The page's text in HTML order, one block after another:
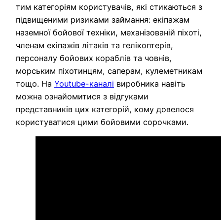
тим категоріям користувачів, які стикаються з
підвищеними ризиками займання: екіпажам
наземної бойової техніки, механізованій піхоті,
членам екіпажів літаків та гелікоптерів,
персоналу бойових кораблів та човнів,
морським піхотинцям, саперам, кулеметникам
тощо. На Youtube-каналі виробника навіть
можна ознайомитися з відгуками
представників цих категорій, кому довелося
користуватися цими бойовими сорочками.